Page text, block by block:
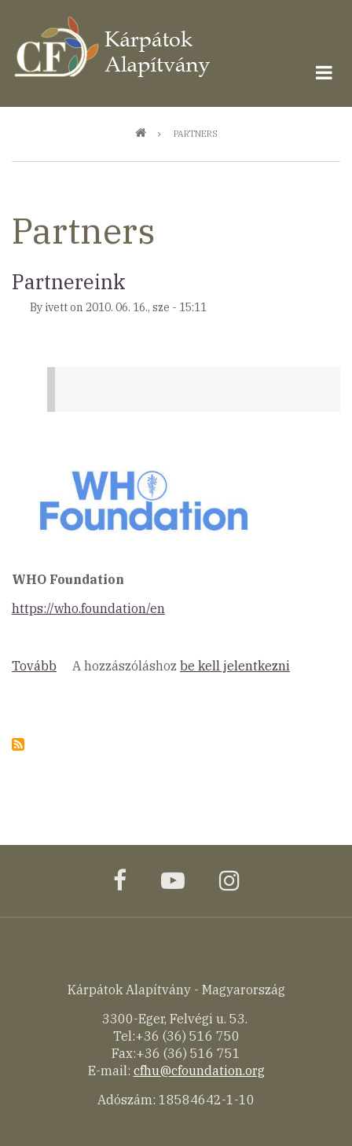
tartalomra
PARTNERS
Partners
Partnereink
By ivetton 2010. 06. 16., sze - 15:11
WHO Foundation
https://who.foundation/en
Tovább (Partnereink)
A hozzászóláshoz be kell jelentkezni
facebookyoutubeinstagram
Kárpátok Alapítvány - Magyarország
3300-Eger, Felvégi u. 53.
Tel:+36 (36) 516 750
Fax:+36 (36) 516 751
E-mail: cfhu@cfoundation.org
Adószám: 18584642-1-10